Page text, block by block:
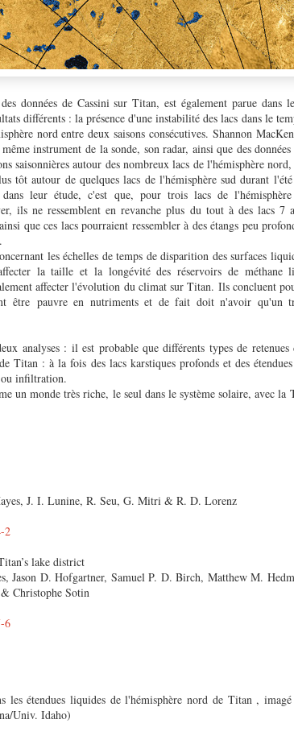
données de Cassini sur Titan, est également parue dans
différents : la présence d'une instabilité des lacs dans le
nord entre deux saisons consécutives. Shannon
instrument de la sonde, son radar, ainsi que des
saisonnières autour des nombreux lacs de l'hémisphère
tôt autour de quelques lacs de l'hémisphère sud durant
leur étude, c'est que, pour trois lacs de
ils ne ressemblent en revanche plus du tout à des lacs 7
que ces lacs pourraient ressembler à des étangs peu
les échelles de temps de disparition des surfaces
la taille et la longévité des réservoirs de méthane
affecter l'évolution du climat sur Titan. Ils concluent
être pauvre en nutriments et de fait doit n'avoir qu'un
analyses : il est probable que différents types de
Titan : à la fois des lacs karstiques profonds et des
ou infiltration.
un monde très riche, le seul dans le système solaire, avec la
J. I. Lunine, R. Seu, G. Mitri & R. D. Lorenz
2
lake district
Jason D. Hofgartner, Samuel P. D. Birch, Matthew M.
Christophe Sotin
6
les étendues liquides de l'hémisphère nord de Titan ,
Univ. Idaho)